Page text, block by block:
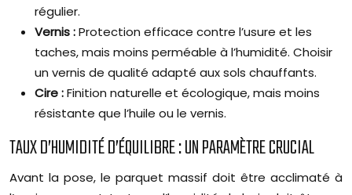
régulier.
Vernis :Protection efficace contre l’usure et les
taches, mais moins perméable à l’humidité. Choisir
un vernis de qualité adapté aux sols chauffants.
Cire :Finition naturelle et écologique, mais moins
résistante que l’huile ou le vernis.
TAUX D’HUMIDITÉ D’ÉQUILIBRE : UN PARAMÈTRE CRUCIAL
Avant la pose, le parquet massif doit être acclimaté à